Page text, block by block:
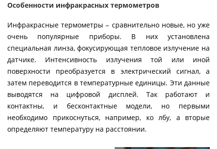
Особенности инфракрасных термометров
Инфракрасные термометры – сравнительно новые, но уже
очень популярные приборы. В них установлена
специальная линза, фокусирующая тепловое излучение на
датчике. Интенсивность излучения той или иной
поверхности преобразуется в электрический сигнал, а
затем переводится в температурные единицы. Эти данные
выводятся на цифровой дисплей. Так работают и
контактны, и бесконтактные модели, но первыми
необходимо прикоснуться, например, ко лбу, а вторые
определяют температуру на расстоянии.